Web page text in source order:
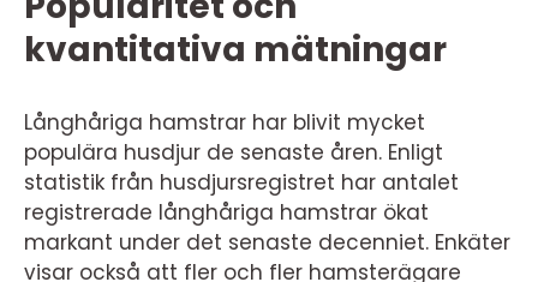
kvantitativa mätningar
Långhåriga hamstrar har blivit mycket
populära husdjur de senaste åren. Enligt
statistik från husdjursregistret har antalet
registrerade långhåriga hamstrar ökat
markant under det senaste decenniet. Enkäter
visar också att fler och fler hamsterägare